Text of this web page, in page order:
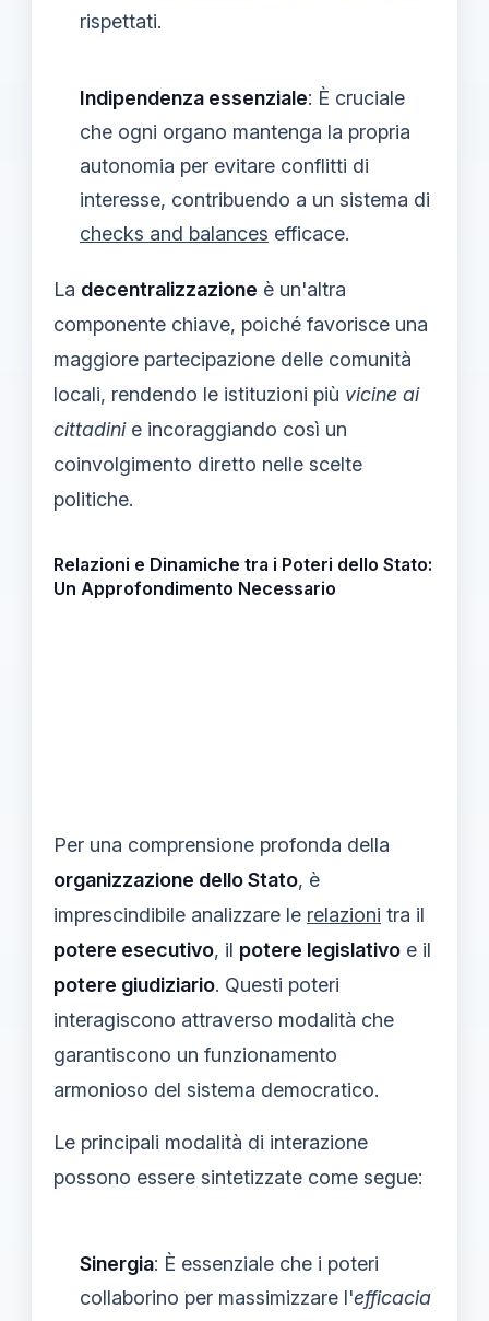
rispettati.
Indipendenza essenziale: È cruciale
che ogni organo mantenga la propria
autonomia per evitare conflitti di
interesse, contribuendo a un sistema di
checks and balances efficace.
La decentralizzazione è un'altra
componente chiave, poiché favorisce una
maggiore partecipazione delle comunità
locali, rendendo le istituzioni più vicine ai
cittadinie incoraggiando così un
coinvolgimento diretto nelle scelte
politiche.
Relazioni e Dinamiche tra i Poteri dello Stato:
Un Approfondimento Necessario
Per una comprensione profonda della
organizzazione dello Stato, è
imprescindibile analizzare le relazioni tra il
potere esecutivo, il potere legislativo e il
potere giudiziario. Questi poteri
interagiscono attraverso modalità che
garantiscono un funzionamento
armonioso del sistema democratico.
Le principali modalità di interazione
possono essere sintetizzate come segue:
Sinergia: È essenziale che i poteri
collaborino per massimizzare l'efficacia